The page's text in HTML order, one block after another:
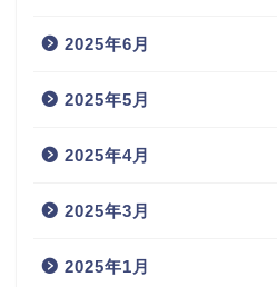
2025年6月
2025年5月
2025年4月
2025年3月
2025年1月